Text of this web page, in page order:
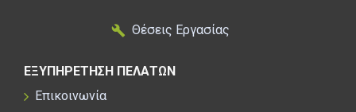
Θέσεις Εργασίας
ΕΞΥΠΗΡΕΤΗΣΗ ΠΕΛΑΤΩΝ
Επικοινωνία